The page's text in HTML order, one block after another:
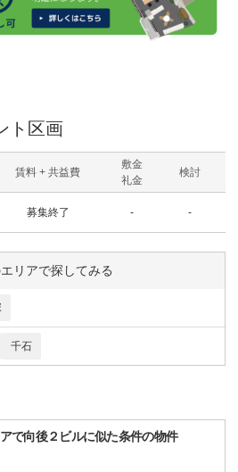
ト区画
賃料 + 共益費
敷金
礼金
検討
募集終了 - -
リアで探してみる
千石
で向後２ビルに似た条件の物件